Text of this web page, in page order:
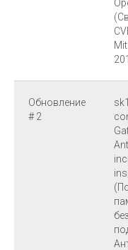
Обновление
# 2